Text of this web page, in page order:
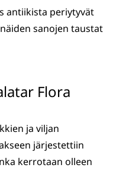
antiikista periytyvät
sanojen taustat
Flora
ja viljan
järjestettiin
kerrotaan olleen